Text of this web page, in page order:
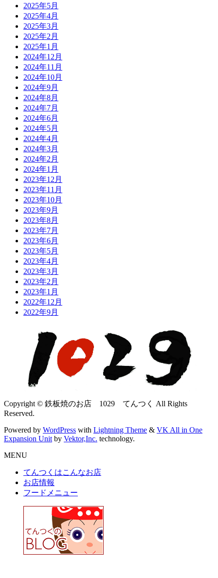
2025年5月
2025年4月
2025年3月
2025年2月
2025年1月
2024年12月
2024年11月
2024年10月
2024年9月
2024年8月
2024年7月
2024年6月
2024年5月
2024年4月
2024年3月
2024年2月
2024年1月
2023年12月
2023年11月
2023年10月
2023年9月
2023年8月
2023年7月
2023年6月
2023年5月
2023年4月
2023年3月
2023年2月
2023年1月
2022年12月
2022年9月
Copyright © 鉄板焼のお店 1029 てんつく All Rights
Reserved.
Powered by WordPress with Lightning Theme & VK All in One
Expansion Unit by Vektor,Inc. technology.
MENU
てんつくはこんなお店
お店情報
フードメニュー